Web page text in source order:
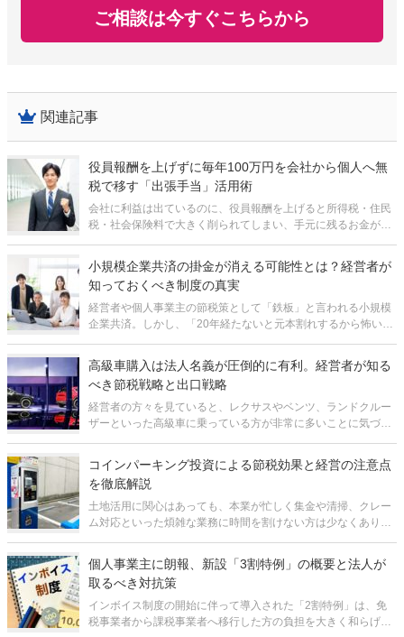
ご相談は今すぐこちらから
関連記事
役員報酬を上げずに毎年100万円を会社から個人へ無
税で移す「出張手当」活用術
会社に利益は出ているのに、役員報酬を上げると所得税・住民
税・社会保険料で大きく削られてしまい、手元に残るお金がな
折半によって、実際の手取り増加
小規模企業共済の掛金が消える可能性とは？経営者が
知っておくべき制度の真実
経営者や個人事業主の節税策として「鉄板」と言われる小規模
企業共済。しかし、「20年経たないと元本割れするから怖い」
加入しているにもかかわらず、制
高級車購入は法人名義が圧倒的に有利。経営者が知る
べき節税戦略と出口戦略
経営者の方々を見ていると、レクサスやベンツ、ランドクルー
ザーといった高級車に乗っている方が非常に多いことに気づか
功している経営者ほど、高級車を「
コインパーキング投資による節税効果と経営の注意点
を徹底解説
土地活用に関心はあっても、本業が忙しく集金や清掃、クレー
ム対応といった煩雑な業務に時間を割けない方は少なくありま
わけ「一括借り上げ方式」によるコ
個人事業主に朗報、新設「3割特例」の概要と法人が
取るべき対抗策
インボイス制度の開始に伴って導入された「2割特例」は、免
税事業者から課税事業者へ移行した方の負担を大きく和らげる